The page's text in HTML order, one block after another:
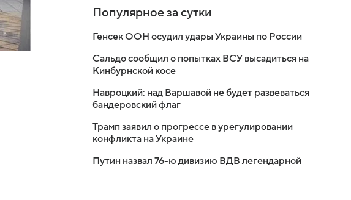
Популярное за сутки
Генсек ООН осудил удары Украины по России
Сальдо сообщил о попытках ВСУ высадиться на
Кинбурнской косе
Навроцкий: над Варшавой не будет развеваться
бандеровский флаг
Трамп заявил о прогрессе в урегулировании
конфликта на Украине
Путин назвал 76-ю дивизию ВДВ легендарной